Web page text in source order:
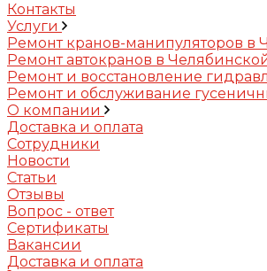
Контакты
Услуги
Ремонт кранов-манипуляторов
Ремонт автокранов в
Ремонт и восстановление
Ремонт и обслуживание
О компании
Доставка и оплата
Сотрудники
Новости
Статьи
Отзывы
Вопрос - ответ
Сертификаты
Вакансии
Доставка и оплата